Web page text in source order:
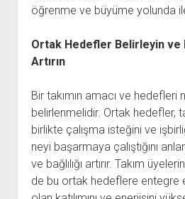
öğrenme ve büyüme yolunda
Ortak Hedefler Belirleyin ve
Artırın
Bir takımın amacı ve hedefleri
belirlenmelidir. Ortak hedefler,
birlikte çalışma isteğini ve
neyi başarmaya çalıştığını
ve bağlılığı artırır. Takım
de bu ortak hedeflere entegre